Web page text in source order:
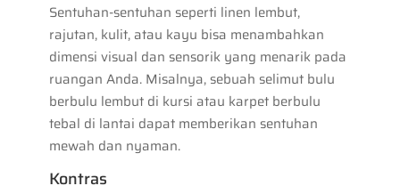
Sentuhan-sentuhan seperti linen lembut,
rajutan, kulit, atau kayu bisa menambahkan
dimensi visual dan sensorik yang menarik pada
ruangan Anda. Misalnya, sebuah selimut bulu
berbulu lembut di kursi atau karpet berbulu
tebal di lantai dapat memberikan sentuhan
mewah dan nyaman.
Kontras